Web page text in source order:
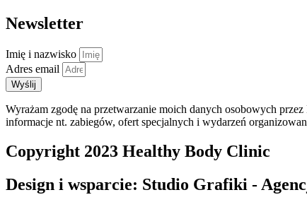
Newsletter
Imię i nazwisko
Adres email
Wyślij
Wyrażam zgodę na przetwarzanie moich danych osobowych
informacje nt. zabiegów, ofert specjalnych i wydarzeń
Copyright 2023 Healthy Body Clinic
Design i wsparcie: Studio Grafiki -